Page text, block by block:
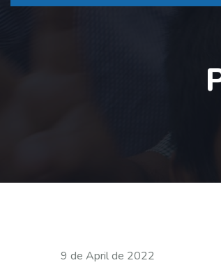
9 de April de 2022